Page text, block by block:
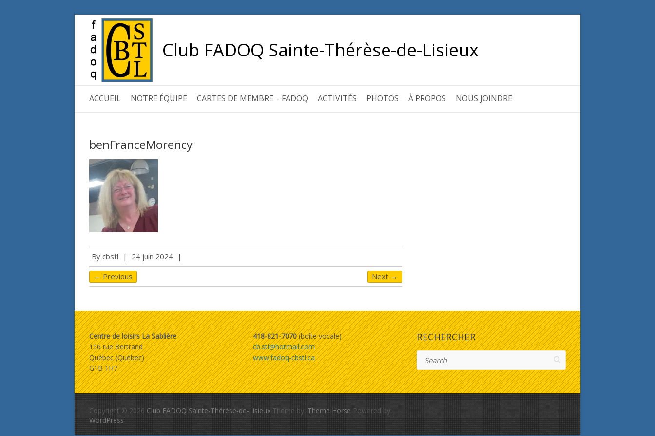
Club FADOQ Sainte-Thérèse-de-Lisieux
ACCUEIL NOTRE ÉQUIPE CARTES DE MEMBRE – FADOQ ACTIVITÉS PHOTOS À PROPOS NOUS JOINDRE
benFranceMorency
By cbstl | 24 juin 2024 |
← Previous Next →
Centre de loisirs La Sablière
156 rue Bertrand
Québec (Québec)
G1B 1H7
418-821-7070(boîte vocale)
cb.stl@hotmail.com
www.fadoq-cbstl.ca
RECHERCHER
Search
Copyright © 2026 Club FADOQ Sainte-Thérèse-de-Lisieux Theme by: Theme Horse Powered by:
WordPress